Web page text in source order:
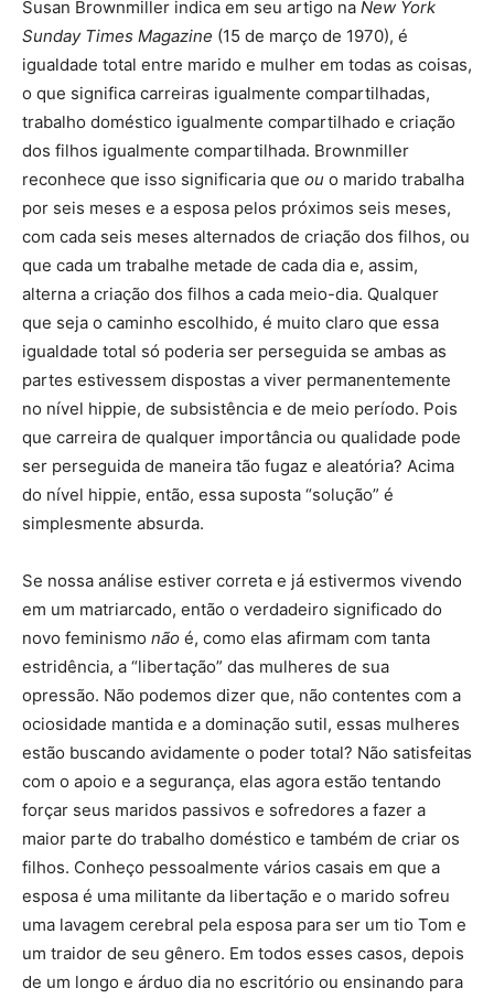
Susan Brownmiller indica em seu artigo na New York
Sunday Times Magazine (15 de março de 1970), é
igualdade total entre marido e mulher em todas as coisas,
o que significa carreiras igualmente compartilhadas,
trabalho doméstico igualmente compartilhado e criação
dos filhos igualmente compartilhada. Brownmiller
reconhece que isso significaria que ou o marido trabalha
por seis meses e a esposa pelos próximos seis meses,
com cada seis meses alternados de criação dos filhos, ou
que cada um trabalhe metade de cada dia e, assim,
alterna a criação dos filhos a cada meio-dia. Qualquer
que seja o caminho escolhido, é muito claro que essa
igualdade total só poderia ser perseguida se ambas as
partes estivessem dispostas a viver permanentemente
no nível hippie, de subsistência e de meio período. Pois
que carreira de qualquer importância ou qualidade pode
ser perseguida de maneira tão fugaz e aleatória? Acima
do nível hippie, então, essa suposta “solução” é
simplesmente absurda.
Se nossa análise estiver correta e já estivermos vivendo
em um matriarcado, então o verdadeiro significado do
novo feminismo não é, como elas afirmam com tanta
estridência, a “libertação” das mulheres de sua
opressão. Não podemos dizer que, não contentes com a
ociosidade mantida e a dominação sutil, essas mulheres
estão buscando avidamente o poder total? Não satisfeitas
com o apoio e a segurança, elas agora estão tentando
forçar seus maridos passivos e sofredores a fazer a
maior parte do trabalho doméstico e também de criar os
filhos. Conheço pessoalmente vários casais em que a
esposa é uma militante da libertação e o marido sofreu
uma lavagem cerebral pela esposa para ser um tio Tom e
um traidor de seu gênero. Em todos esses casos, depois
de um longo e árduo dia no escritório ou ensinando para